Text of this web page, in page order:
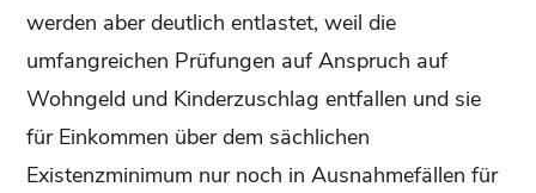
werden aber deutlich entlastet, weil die
umfangreichen Prüfungen auf Anspruch auf
Wohngeld und Kinderzuschlag entfallen und sie
für Einkommen über dem sächlichen
Existenzminimum nur noch in Ausnahmefällen für